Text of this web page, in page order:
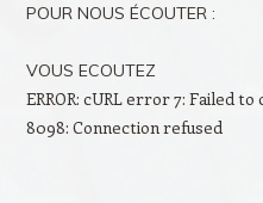
POUR NOUS ÉCOUTER :
VOUS ECOUTEZ
ERROR: cURL error 7: Failed
8098: Connection refused